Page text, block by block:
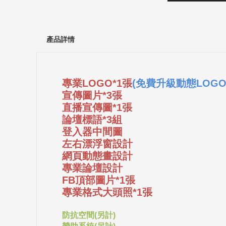
產品詳情
專業LOGO*1張(免費升級動態
宣傳圖片*3張
直播宣傳圖*1張
論壇標語*3組
登入器中間圖
左右漂浮窗設計
網頁動態畫設計
專業論壇設計
FB頂部圖片*1張
專業格式大頭照*1張
防抗空間(另計)